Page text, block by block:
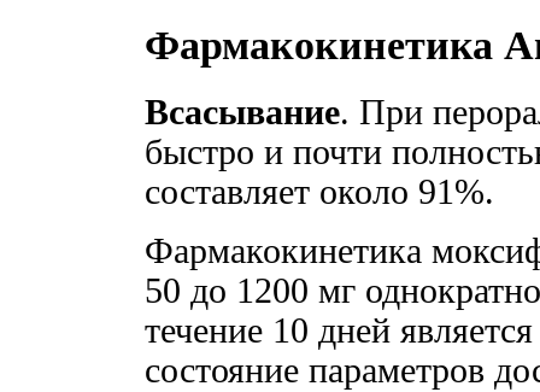
Фармакокинетика
Всасывание. При
быстро и почти
составляет около 91%.
Фармакокинетика
50 до 1200 мг
течение 10 дней
состояние параметров